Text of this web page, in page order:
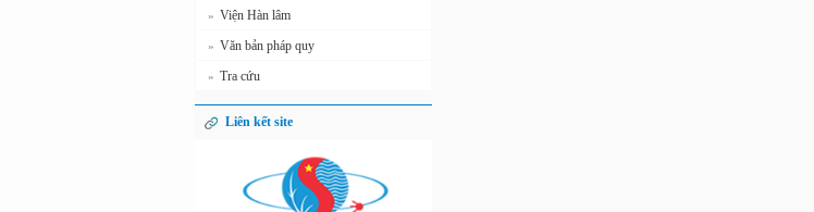
» Viện Hàn lâm
» Văn bản pháp quy
» Tra cứu
Liên kết site